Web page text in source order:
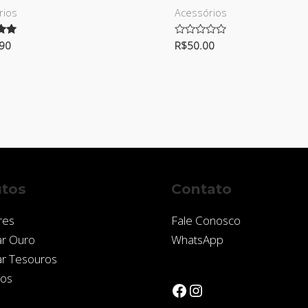
Acessórios
Avaliação
0
R$50.00
Ouro
Tesouros
Contato
Fale Conosco
WhatsApp